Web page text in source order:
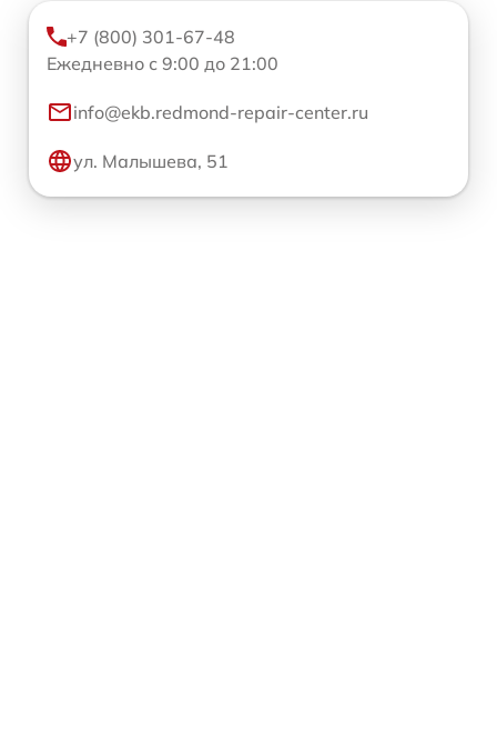
+7 (800) 301-67-48
Ежедневно с 9:00 до 21:00
info@ekb.redmond-repair-center.ru
ул. Малышева, 51